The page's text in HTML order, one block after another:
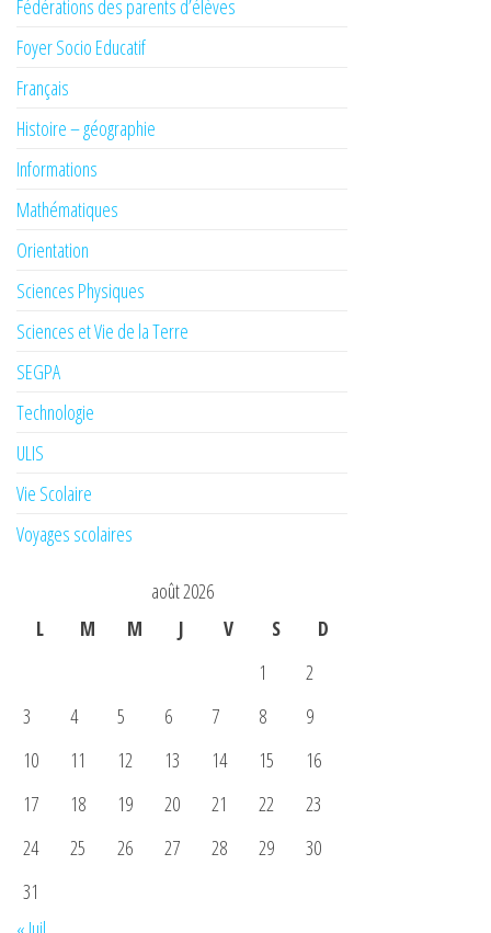
Fédérations des parents d’élèves
Foyer Socio Educatif
Français
Histoire – géographie
Informations
Mathématiques
Orientation
Sciences Physiques
Sciences et Vie de la Terre
SEGPA
Technologie
ULIS
Vie Scolaire
Voyages scolaires
août 2026
L
M M J V S
D
1
2
3
4 5 6 7 8
9
10
11 12 13 14 15
16
17
18 19 20 21 22
23
24
25 26 27 28 29
30
31